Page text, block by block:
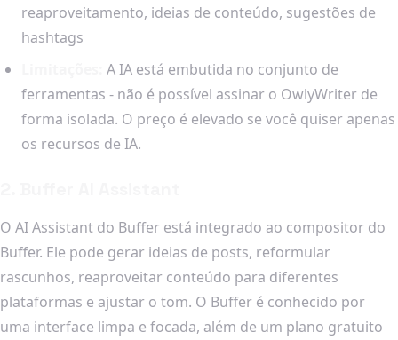
reaproveitamento, ideias de conteúdo, sugestões de
hashtags
A IA está embutida no conjunto de
ferramentas - não é possível assinar o OwlyWriter de
forma isolada. O preço é elevado se você quiser apenas
os recursos de IA.
O AI Assistant do Buffer está integrado ao compositor do
Buffer. Ele pode gerar ideias de posts, reformular
rascunhos, reaproveitar conteúdo para diferentes
plataformas e ajustar o tom. O Buffer é conhecido por
uma interface limpa e focada, além de um plano gratuito